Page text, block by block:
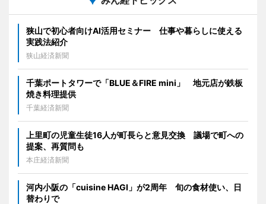
狭山で初心者向けAI活用セミナー 仕事や暮らしに使える
実践法紹介
狭山経済新聞
千葉ポートタワーで「BLUE＆FIRE mini」 地元店が鉄板
焼き料理提供
千葉経済新聞
上里町の児童生徒16人が町長らと意見交換 議場で町への
提案、再質問も
本庄経済新聞
河内小阪の「cuisine HAGI」が2周年 旬の食材使い、日
替わりで